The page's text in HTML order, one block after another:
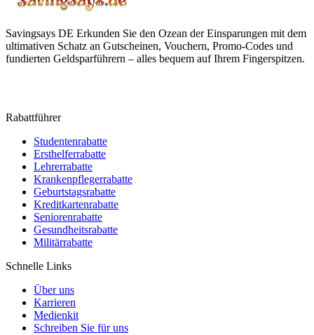
Savingsays DE Erkunden Sie den Ozean der Einsparungen mit dem
ultimativen Schatz an Gutscheinen, Vouchern, Promo-Codes und
fundierten Geldsparführern – alles bequem auf Ihrem Fingerspitzen.
Rabattführer
Studentenrabatte
Ersthelferrabatte
Lehrerrabatte
Krankenpflegerrabatte
Geburtstagsrabatte
Kreditkartenrabatte
Seniorenrabatte
Gesundheitsrabatte
Militärrabatte
Schnelle Links
Über uns
Karrieren
Medienkit
Schreiben Sie für uns